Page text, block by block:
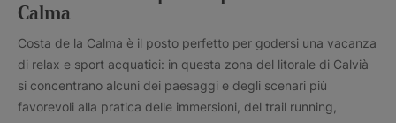
Calma
Costa de la Calma è il posto perfetto per godersi una vacanza
di relax e sport acquatici: in questa zona del litorale di Calvià
si concentrano alcuni dei paesaggi e degli scenari più
favorevoli alla pratica delle immersioni, del trail running,